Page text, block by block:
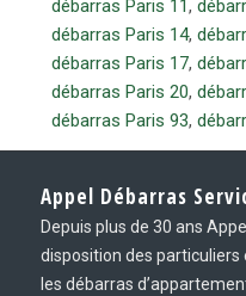
débarras Paris 11,
débarras Paris 14,
débarras Paris 17,
débarras Paris 20,
débarras Paris 93,
Appel Débarras
Depuis plus de 30 ans
disposition des
les débarras